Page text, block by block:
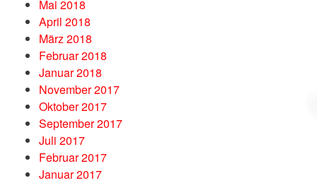
Mai 2018
April 2018
März 2018
Februar 2018
Januar 2018
November 2017
Oktober 2017
September 2017
Juli 2017
Februar 2017
Januar 2017